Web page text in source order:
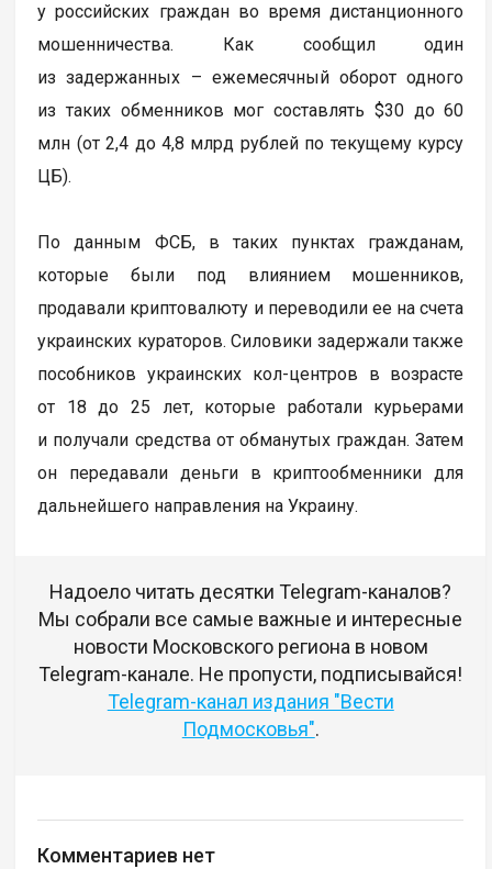
у российских граждан во время дистанционного
мошенничества. Как сообщил один
из задержанных – ежемесячный оборот одного
из таких обменников мог составлять $30 до 60
млн (от 2,4 до 4,8 млрд рублей по текущему курсу
ЦБ).
По данным ФСБ, в таких пунктах гражданам,
которые были под влиянием мошенников,
продавали криптовалюту и переводили ее на счета
украинских кураторов. Силовики задержали также
пособников украинских кол-центров в возрасте
от 18 до 25 лет, которые работали курьерами
и получали средства от обманутых граждан. Затем
он передавали деньги в криптообменники для
дальнейшего направления на Украину.
Надоело читать десятки Telegram-каналов?
Мы собрали все самые важные и интересные
новости Московского региона в новом
Telegram-канале. Не пропусти, подписывайся!
Telegram-канал издания "Вести
Подмосковья".
Комментариев нет